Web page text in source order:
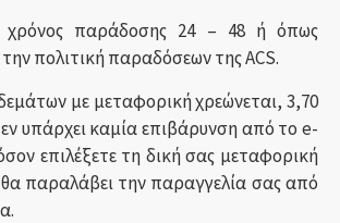
χρόνος παράδοσης 24 – 48 ή όπως
πολιτική παραδόσεων της ACS.
με μεταφορική χρεώνεται, 3,70
υπάρχει καμία επιβάρυνση από το e-
επιλέξετε τη δική σας μεταφορική
παραλάβει την παραγγελία σας από